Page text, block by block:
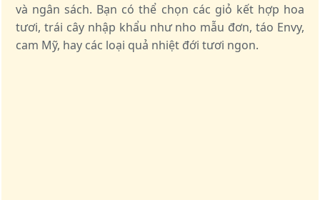
và ngân sách. Bạn có thể chọn các giỏ kết hợp hoa
tươi, trái cây nhập khẩu như nho mẫu đơn, táo Envy,
cam Mỹ, hay các loại quả nhiệt đới tươi ngon.